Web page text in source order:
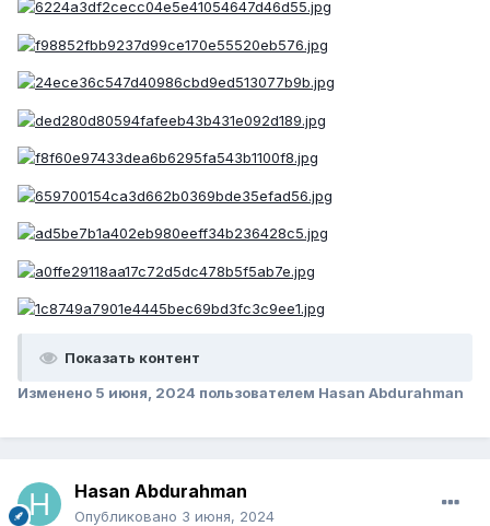
Показать контент
Изменено 5 июня, 2024 пользователем Hasan Abdurahman
Hasan Abdurahman
Опубликовано 3 июня, 2024